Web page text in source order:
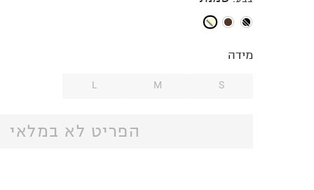
מידה
S
M
L
הפריט לא במלאי